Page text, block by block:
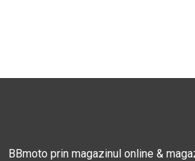
BBmoto prin magazinul online &